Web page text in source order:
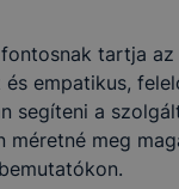
tartja
empatikus,
segíteni a
méretné meg